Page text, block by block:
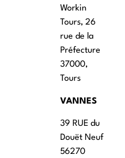
Workin
Tours, 26
rue de la
Préfecture
37000,
Tours
VANNES
39 RUE du
Douët Neuf
56270